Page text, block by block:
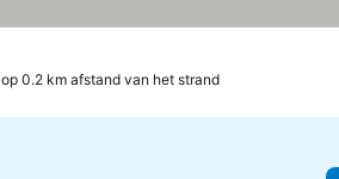
op 0.2 km afstand van het strand